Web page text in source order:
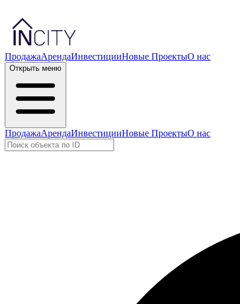
ПродажаАрендаИнвестицииНовые ПроектыО нас
Открыть меню
ПродажаАрендаИнвестицииНовые ПроектыО нас